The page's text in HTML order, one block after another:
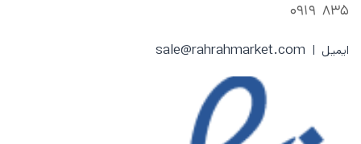
835 0919
ایمیل | sale@rahrahmarket.com